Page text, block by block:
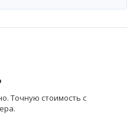
Точную стоимость с